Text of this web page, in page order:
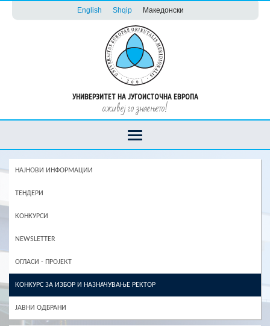
English Shqip Македонски
УНИВЕРЗИТЕТ НА ЈУГОИСТОЧНА ЕВРОПА
оживеј го знаењето!
НАЈНОВИ ИНФОРМАЦИИ
ТЕНДЕРИ
КОНКУРСИ
NEWSLETTER
ОГЛАСИ - ПРОЈЕКТ
КОНКУРС ЗА ИЗБОР И НАЗНАЧУВАЊЕ РЕКТОР
ЈАВНИ ОДБРАНИ